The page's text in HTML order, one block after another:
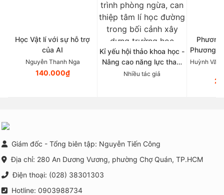
Học Vật lí với sự hỗ trợ
của AI
Nguyễn Thanh Nga
140.000₫
Kỉ yếu hội thảo khoa học -
Nâng cao năng lực tham
vấn nhóm và triển khai
Nhiều tác giả
Phương
Huỳnh Văn
Giám đốc - Tổng biên tập: Nguyễn Tiến Công
Địa chỉ: 280 An Dương Vương, phường Chợ Quán, TP.HCM
Điện thoại: (028) 38301303
Hotline: 0903988734